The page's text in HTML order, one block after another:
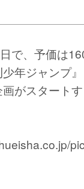
で、予価は
年ジャンプ
がスタートす